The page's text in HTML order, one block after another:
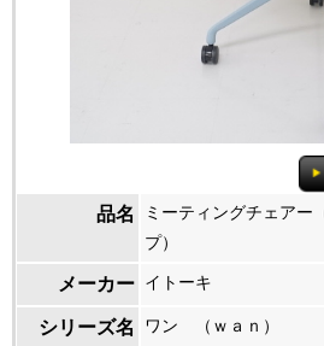
品名
ミーティングチェアー
プ）
メーカー イトーキ
シリーズ名 ワン （ｗａｎ）